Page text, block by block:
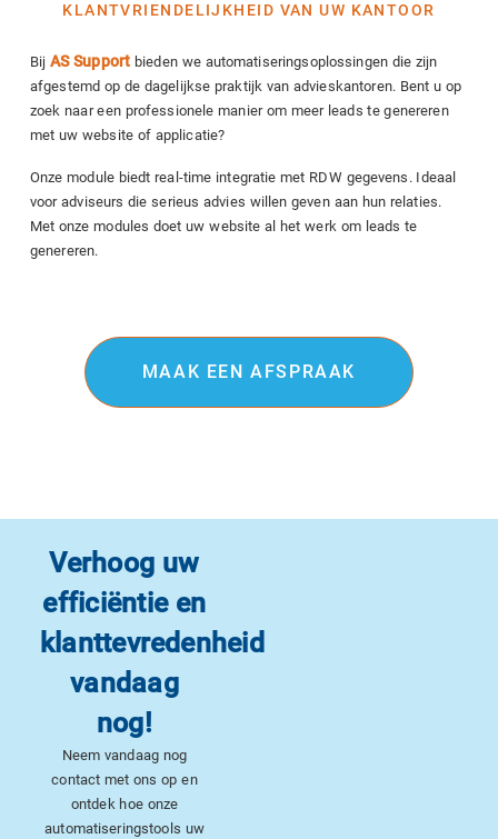
KLANTVRIENDELIJKHEID VAN UW KANTOOR
BijAS Support bieden we automatiseringsoplossingen die zijn
afgestemd op de dagelijkse praktijk van advieskantoren. Bent u op
zoek naar een professionele manier om meer leads te genereren
met uw website of applicatie?
Onze module biedt real-time integratie met RDW gegevens. Ideaal
voor adviseurs die serieus advies willen geven aan hun relaties.
Met onze modules doet uw website al het werk om leads te
genereren.
MAAK EEN AFSPRAAK
Verhoog uw
efficiëntie en
klanttevredenheid
vandaag
nog!
Neem vandaag nog
contact met ons op en
ontdek hoe onze
automatiseringstools uw